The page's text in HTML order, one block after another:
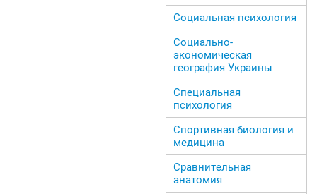
Социальная психология
Социально-
экономическая
география Украины
Специальная
психология
Спортивная биология и
медицина
Сравнительная
анатомия